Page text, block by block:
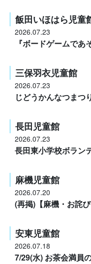
飯田いほはら児童
2026.07.23
『ボードゲームで
三保羽衣児童館
2026.07.23
じどうかんなつまつ
長田児童館
2026.07.23
長田東小学校ボラン
麻機児童館
2026.07.20
(再掲)【麻機・お詫
安東児童館
2026.07.18
7/29(水) お茶会満員